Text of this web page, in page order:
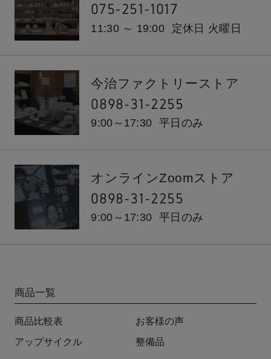
075-251-1017
11:30 ～ 19:00 定休日 火曜日
今治ファクトリーストア
0898-31-2255
9:00～17:30 平日のみ
オンラインZoomストア
0898-31-2255
9:00～17:30 平日のみ
商品一覧
商品比較表 お客様の声
アップサイクル 整備品